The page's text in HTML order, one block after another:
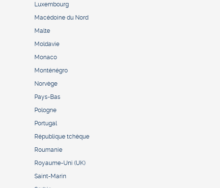
Luxembourg
Macédoine du Nord
Malte
Moldavie
Monaco
Monténégro
Norvège
Pays-Bas
Pologne
Portugal
République tchèque
Roumanie
Royaume-Uni (UK)
Saint-Marin